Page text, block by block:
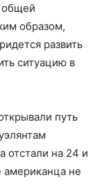
общей
образом,
развить
ситуацию в
путь
отстали на 24 и
американца не